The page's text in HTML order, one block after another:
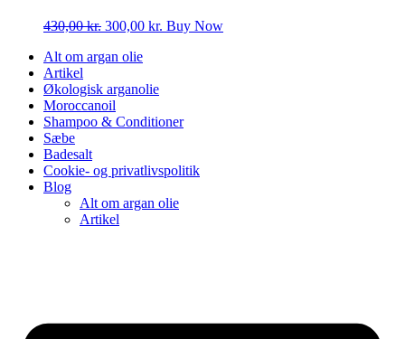
430,00kr. Den
pris
430,00 kr..
300,00 kr. Den
Buy Now
Alt om argan olie
Artikel
Økologisk arganolie
Moroccanoil
Shampoo & Conditioner
Sæbe
Badesalt
Cookie- og privatlivspolitik
Blog
Alt om argan olie
Artikel